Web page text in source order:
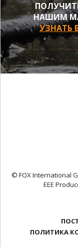
ПОЛУЧИТЕ
НАШИМ
УЗНАТЬ
© FOX International
EEE
ПОЛИТИКА